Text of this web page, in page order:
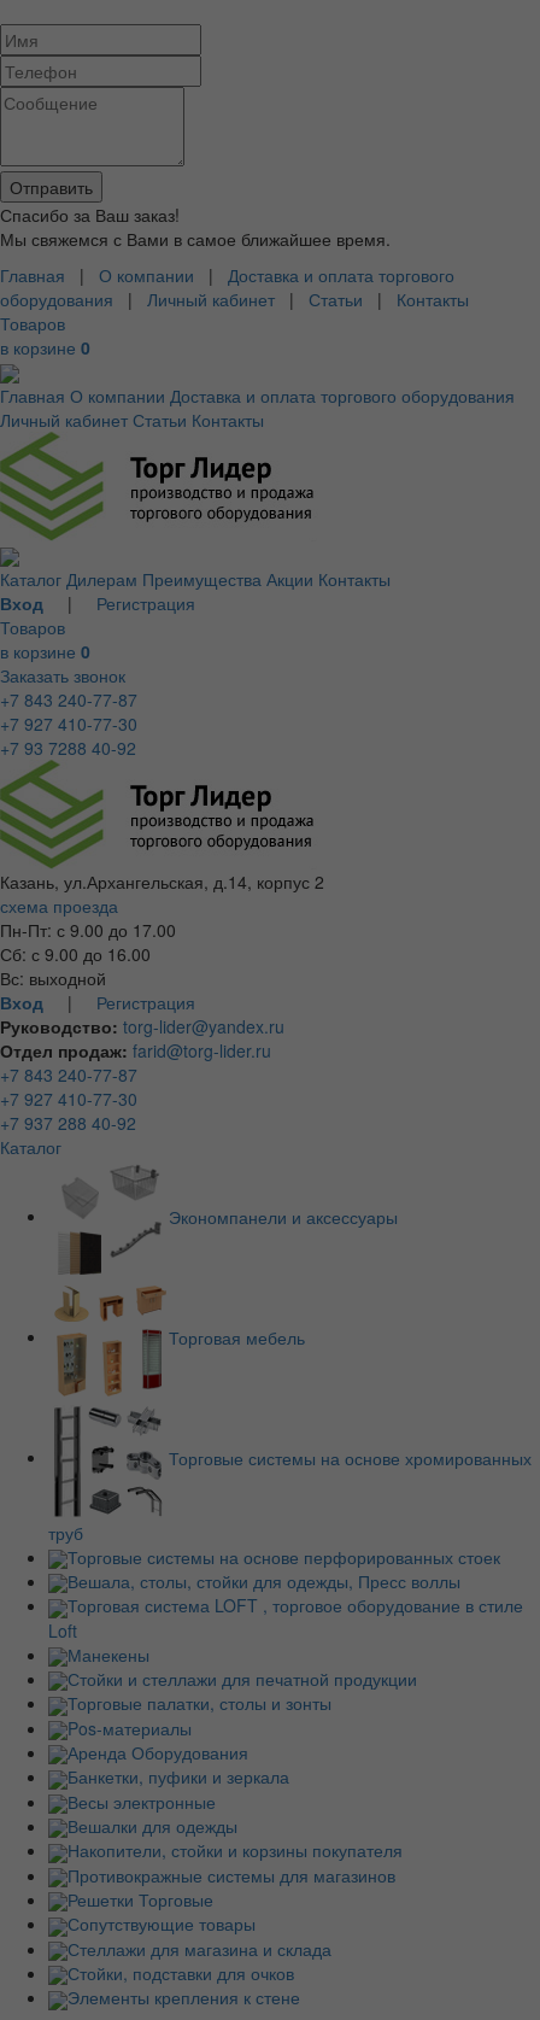
Спасибо за Ваш заказ!
Мы свяжемся с Вами в самое ближайшее время.
Главная | О компании | Доставка и оплата торгового
оборудования | Личный кабинет | Статьи | Контакты
Товаров
в корзине 0
Главная О компании Доставка и оплата торгового оборудования
Личный кабинет Статьи Контакты
Каталог Дилерам Преимущества Акции Контакты
Вход | Регистрация
Товаров
в корзине 0
Заказать звонок
+7 843 240-77-87
+7 927 410-77-30
+7 93 7288 40-92
Казань, ул.Архангельская, д.14, корпус 2
схема проезда
Пн-Пт: с 9.00 до 17.00
Сб: с 9.00 до 16.00
Вс: выходной
Вход | Регистрация
Руководство: torg-lider@yandex.ru
Отдел продаж: farid@torg-lider.ru
+7 843 240-77-87
+7 927 410-77-30
+7 937 288 40-92
Каталог
Экономпанели и аксессуары
Торговая мебель
Торговые системы на основе хромированных
труб
Торговые системы на основе перфорированных стоек
Вешала, столы, стойки для одежды, Пресс воллы
Торговая система LOFT , торговое оборудование в стиле
Loft
Манекены
Стойки и стеллажи для печатной продукции
Торговые палатки, столы и зонты
Pos-материалы
Аренда Оборудования
Банкетки, пуфики и зеркала
Весы электронные
Вешалки для одежды
Накопители, стойки и корзины покупателя
Противокражные системы для магазинов
Решетки Торговые
Сопутствующие товары
Стеллажи для магазина и склада
Стойки, подставки для очков
Элементы крепления к стене